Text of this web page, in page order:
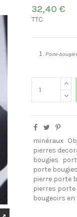
32,40 €
TTC
Porte-
minéraux
pierres
bougies
porte
pierre porte
pierres porte
bougeoirs en